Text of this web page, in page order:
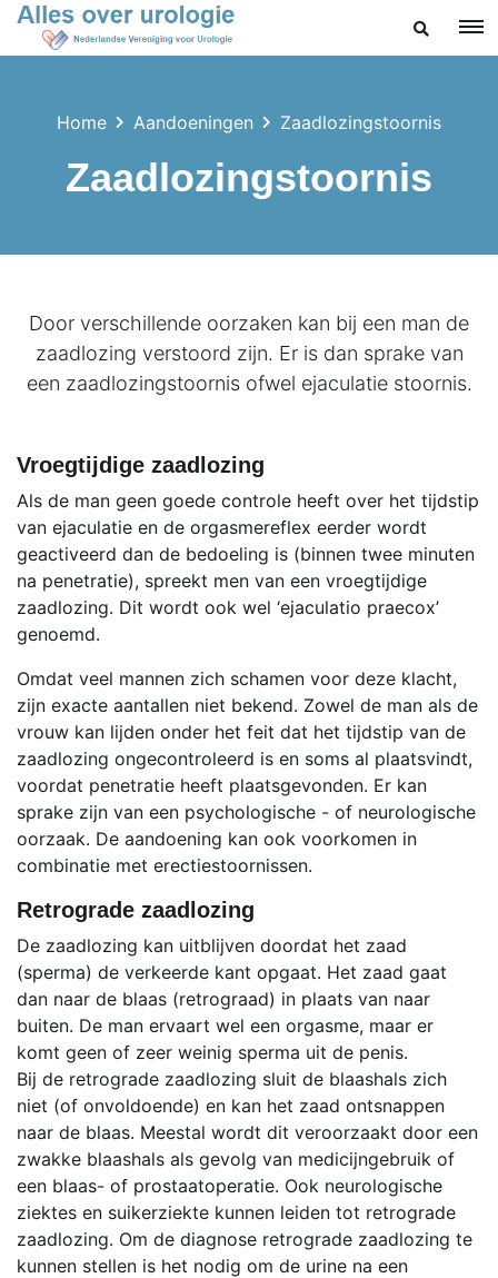
ZOEKEN
Home Aandoeningen Zaadlozingstoornis
Zaadlozingstoornis
Door verschillende oorzaken kan bij een man de
zaadlozing verstoord zijn. Er is dan sprake van
een zaadlozingstoornis ofwel ejaculatie stoornis.
Vroegtijdige zaadlozing
Als de man geen goede controle heeft over het tijdstip
van ejaculatie en de orgasmereflex eerder wordt
geactiveerd dan de bedoeling is (binnen twee minuten
na penetratie), spreekt men van een vroegtijdige
zaadlozing. Dit wordt ook wel ‘ejaculatio praecox’
genoemd.
Omdat veel mannen zich schamen voor deze klacht,
zijn exacte aantallen niet bekend. Zowel de man als de
vrouw kan lijden onder het feit dat het tijdstip van de
zaadlozing ongecontroleerd is en soms al plaatsvindt,
voordat penetratie heeft plaatsgevonden. Er kan
sprake zijn van een psychologische - of neurologische
oorzaak. De aandoening kan ook voorkomen in
combinatie met erectiestoornissen.
Retrograde zaadlozing
De zaadlozing kan uitblijven doordat het zaad
(sperma) de verkeerde kant opgaat. Het zaad gaat
dan naar de blaas (retrograad) in plaats van naar
buiten. De man ervaart wel een orgasme, maar er
komt geen of zeer weinig sperma uit de penis.
Bij de retrograde zaadlozing sluit de blaashals zich
niet (of onvoldoende) en kan het zaad ontsnappen
naar de blaas. Meestal wordt dit veroorzaakt door een
zwakke blaashals als gevolg van medicijngebruik of
een blaas- of prostaatoperatie. Ook neurologische
ziektes en suikerziekte kunnen leiden tot retrograde
zaadlozing. Om de diagnose retrograde zaadlozing te
kunnen stellen is het nodig om de urine na een